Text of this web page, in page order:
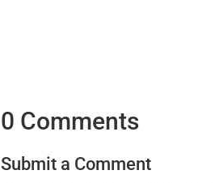
0 Comments
Submit a Comment